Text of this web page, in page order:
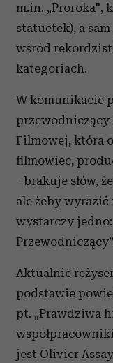
m.in. „Proroka",
statuetek), a sam
wśród
kategoriach.
W komunikacie
Filmowej, która
filmowiec,
- brakuje słów,
ale żeby
wystarczy
Aktualnie
podstawie
pt. „Prawdziwa
jest Olivier